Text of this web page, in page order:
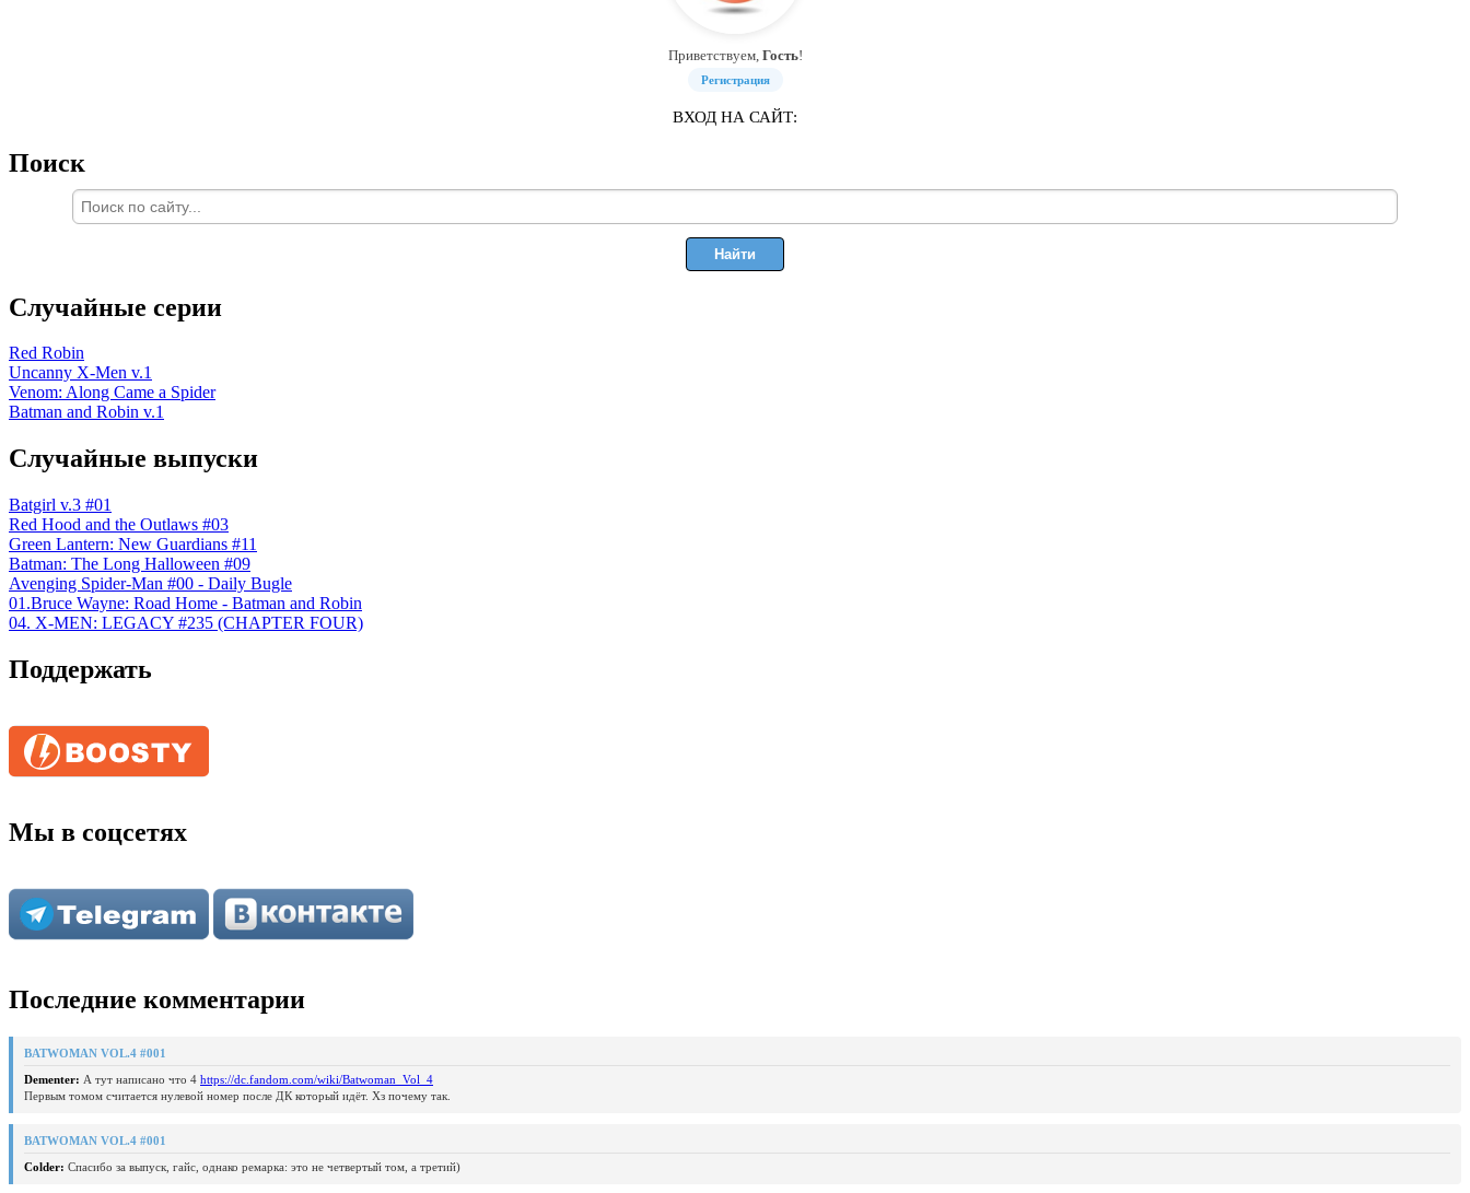
Приветствуем, Гость!
Регистрация
ВХОД НА САЙТ:
Поиск
Случайные серии
Red Robin
Uncanny X-Men v.1
Venom: Along Came a Spider
Batman and Robin v.1
Случайные выпуски
Batgirl v.3 #01
Red Hood and the Outlaws #03
Green Lantern: New Guardians #11
Batman: The Long Halloween #09
Avenging Spider-Man #00 - Daily Bugle
01.Bruce Wayne: Road Home - Batman and Robin
04. X-MEN: LEGACY #235 (CHAPTER FOUR)
Поддержать
Мы в соцсетях
Последние комментарии
BATWOMAN VOL.4 #001
Dementer: А тут написано что 4 https://dc.fandom.com/wiki/Batwoman_Vol_4
Первым томом считается нулевой номер после ДК который идёт. Хз почему так.
BATWOMAN VOL.4 #001
Colder: Спасибо за выпуск, гайс, однако ремарка: это не четвертый том, а третий)